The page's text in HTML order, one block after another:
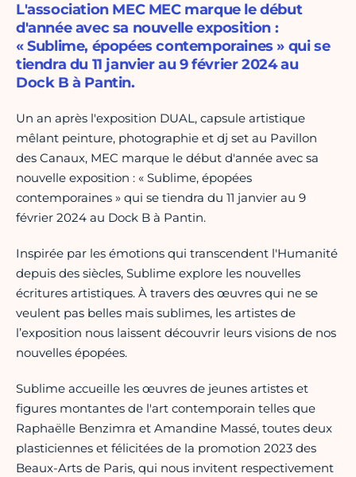
L'association MEC MEC marque le début
d'année avec sa nouvelle exposition :
« Sublime, épopées contemporaines » qui se
tiendra du 11 janvier au 9 février 2024 au
Dock B à Pantin.
Un an après l'exposition DUAL, capsule artistique
mêlant peinture, photographie et dj set au Pavillon
des Canaux, MEC marque le début d'année avec sa
nouvelle exposition : « Sublime, épopées
contemporaines » qui se tiendra du 11 janvier au 9
février 2024 au Dock B à Pantin.
Inspirée par les émotions qui transcendent l'Humanité
depuis des siècles, Sublime explore les nouvelles
écritures artistiques. À travers des œuvres qui ne se
veulent pas belles mais sublimes, les artistes de
l’exposition nous laissent découvrir leurs visions de nos
nouvelles épopées.
Sublime accueille les œuvres de jeunes artistes et
figures montantes de l'art contemporain telles que
Raphaëlle Benzimra et Amandine Massé, toutes deux
plasticiennes et félicitées de la promotion 2023 des
Beaux-Arts de Paris, qui nous invitent respectivement